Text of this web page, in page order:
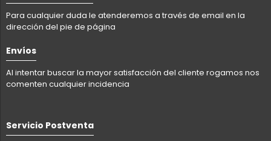
Para cualquier duda le atenderemos a través de email en la
dirección del pie de página
Envíos
Al intentar buscar la mayor satisfacción del cliente rogamos nos
comenten cualquier incidencia
Servicio Postventa